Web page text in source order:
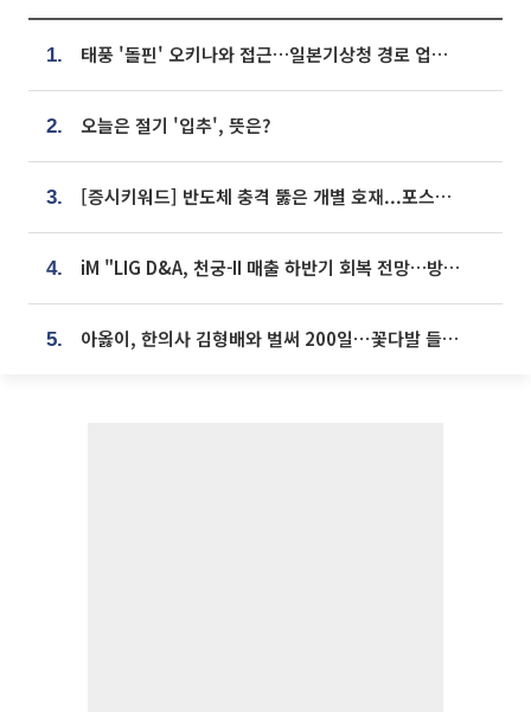
1. 태풍 '돌핀' 오키나와 접근…일본기상청 경로 업데이트
2. 오늘은 절기 '입추', 뜻은?
3. [증시키워드] 반도체 충격 뚫은 개별 호재...포스코퓨처엠·에코프로·한화솔루션 '눈길'
4. iM "LIG D&A, 천궁-II 매출 하반기 회복 전망…방산 톱픽 유지"
5. 아옳이, 한의사 김형배와 벌써 200일⋯꽃다발 들고 "프러포즈 아냐"